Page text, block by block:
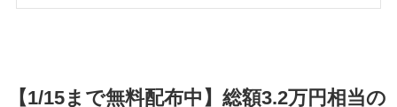
【1/15まで無料配布中】総額3.2万円相当の